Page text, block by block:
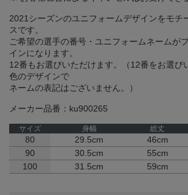
2021シーズンのユニフォームデザインをモチ
スです。
ご希望の選手の番号・ユニフォームネームが
インになります。
12番もお選びいただけます。（12番をお選び
色のデザインで
ネームの表記はございません。）
メーカー品番：ku900265
サイズ 身幅 総丈
80 29.5cm 46cm
90
30.5cm 55cm
100
31.5cm 59cm